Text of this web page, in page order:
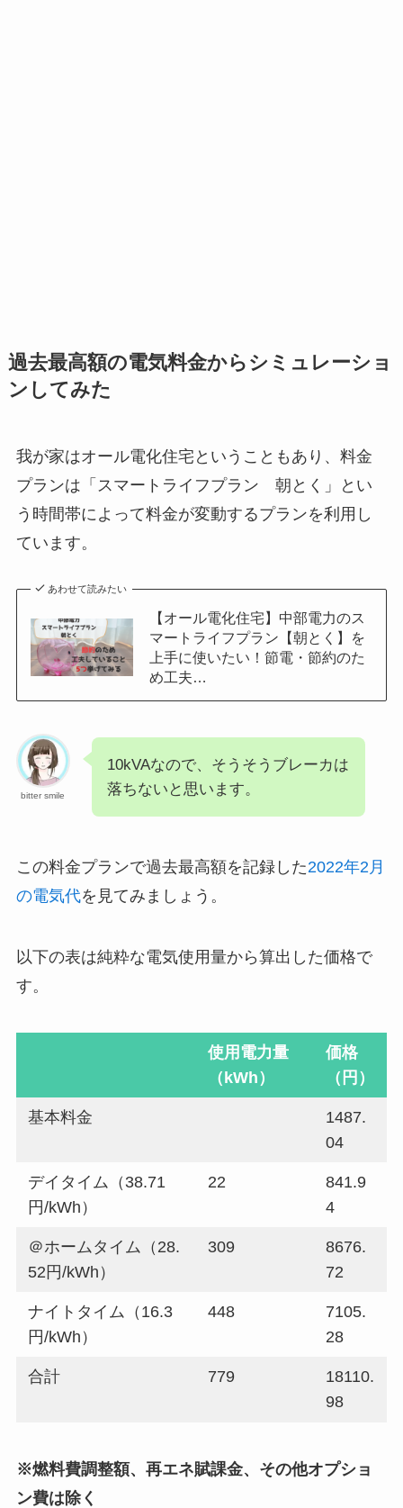
過去最高額の電気料金からシミュレーショ
ンしてみた
我が家はオール電化住宅ということもあり、料金
プランは「スマートライフプラン 朝とく」とい
う時間帯によって料金が変動するプランを利用し
ています。
あわせて読みたい
【オール電化住宅】中部電力のス
マートライフプラン【朝とく】を
上手に使いたい！節電・節約のた
め工夫…
bitter smile
10kVAなので、そうそうブレーカは
落ちないと思います。
この料金プランで過去最高額を記録した2022年2月
の電気代を見てみましょう。
以下の表は純粋な電気使用量から算出した価格で
す。
使用電力量
（kWh）
価格
（円）
基本料金
1487.
04
デイタイム（38.71
円/kWh）
22
841.9
4
＠ホームタイム（28.
52円/kWh）
309
8676.
72
ナイトタイム（16.3
円/kWh）
448
7105.
28
合計 779
18110.
98
※燃料費調整額、再エネ賦課金、その他オプショ
ン費は除く